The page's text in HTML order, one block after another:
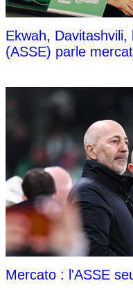
Ekwah,
(ASSE) parle
Mercato : l'ASSE